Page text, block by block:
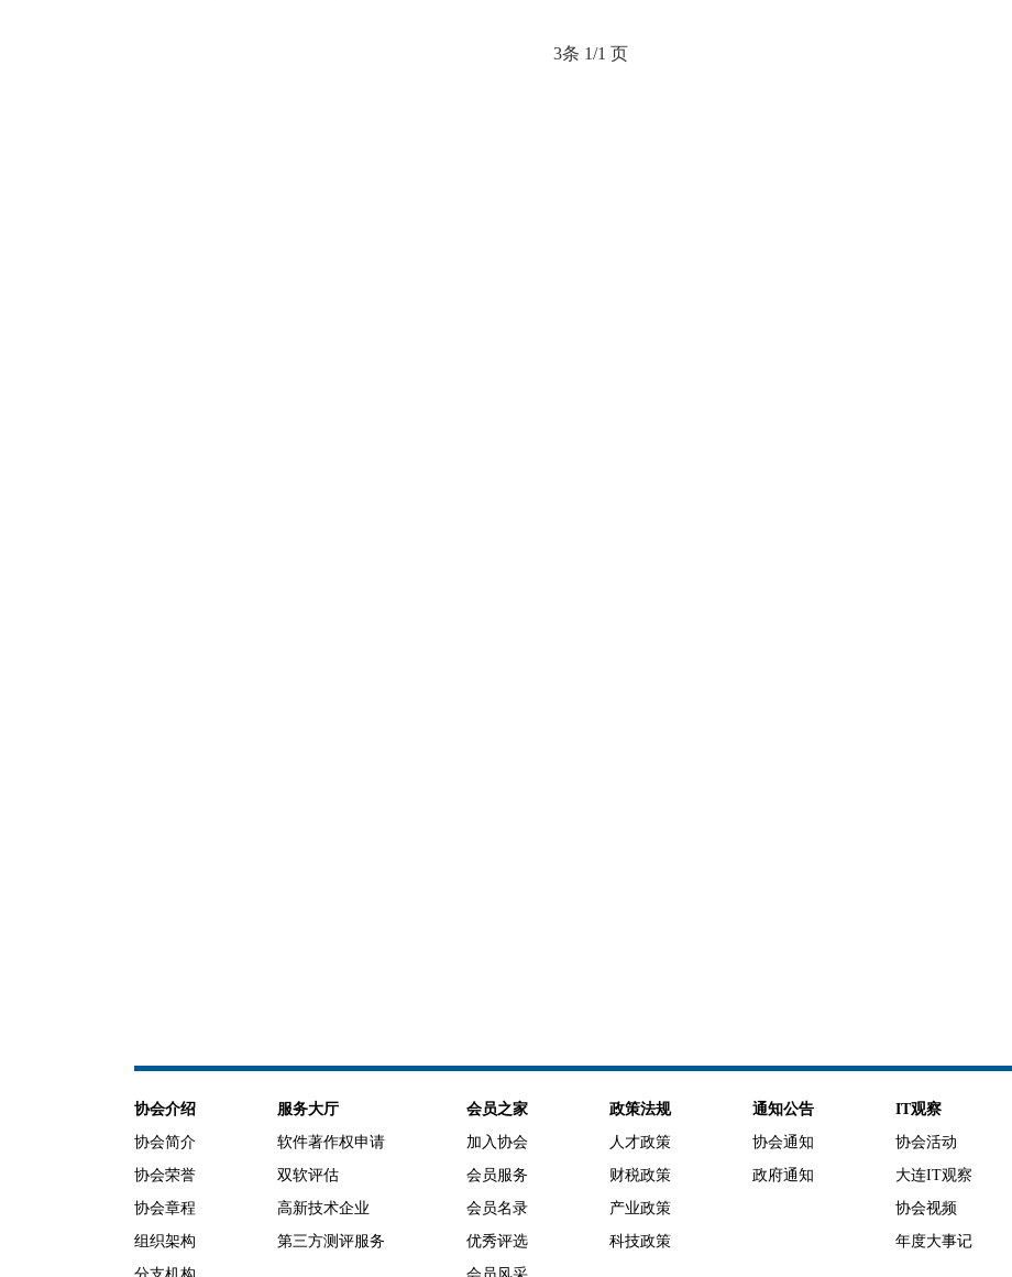
3条 1/1 页
协会介绍
协会简介
协会荣誉
协会章程
组织架构
服务大厅
软件著作权申请
双软评估
高新技术企业
第三方测评服务
会员之家
加入协会
会员服务
会员名录
优秀评选
政策法规
人才政策
财税政策
产业政策
科技政策
通知公告
协会通知
政府通知
IT观察
协会活动
大连IT观察
协会视频
年度大事记